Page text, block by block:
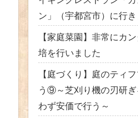
ン」（宇都宮市）に行き
【家庭菜園】非常にカ
培を行いました
【庭づくり】庭のティ
う⑨～芝刈り機の刃研
わず安価で行う～